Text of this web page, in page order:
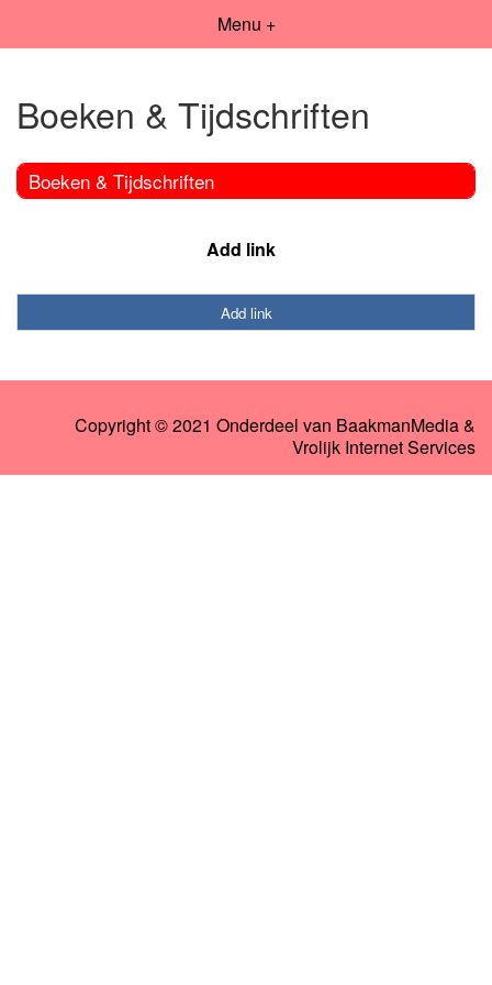
Menu +
Boeken & Tijdschriften
Boeken & Tijdschriften
Add link
Add link
Copyright © 2021 Onderdeel van BaakmanMedia&
Vrolijk Internet Services